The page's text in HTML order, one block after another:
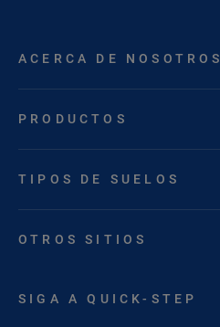
ACERCA DE NOSOTROS
PRODUCTOS
TIPOS DE SUELOS
OTROS SITIOS
SIGA A QUICK-STEP